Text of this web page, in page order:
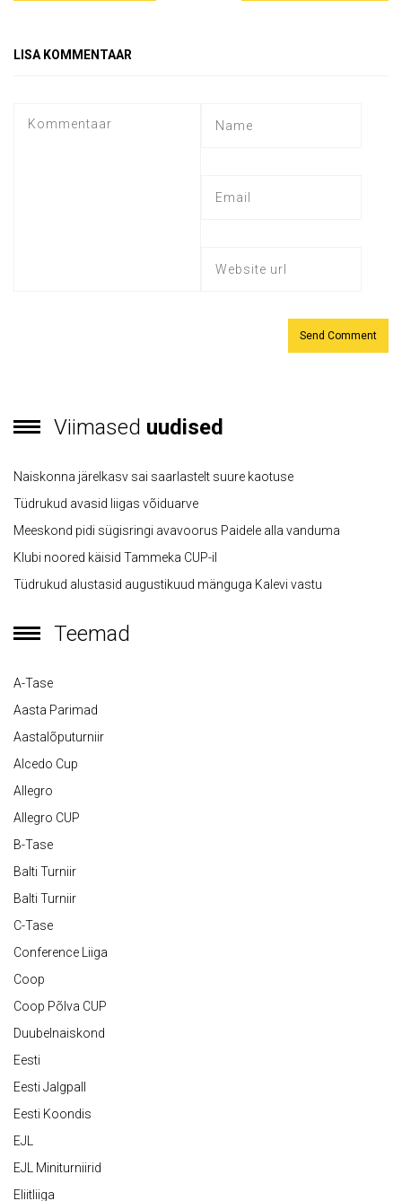
LISA KOMMENTAAR
Viimased uudised
Naiskonna järelkasv sai saarlastelt suure kaotuse
Tüdrukud avasid liigas võiduarve
Meeskond pidi sügisringi avavoorus Paidele alla vanduma
Klubi noored käisid Tammeka CUP-il
Tüdrukud alustasid augustikuud mänguga Kalevi vastu
Teemad
A-Tase
Aasta Parimad
Aastalõputurniir
Alcedo Cup
Allegro
Allegro CUP
B-Tase
Balti Turniir
Balti Turniir
C-Tase
Conference Liiga
Coop
Coop Põlva CUP
Duubelnaiskond
Eesti
Eesti Jalgpall
Eesti Koondis
EJL
EJL Miniturniirid
Eliitliiga